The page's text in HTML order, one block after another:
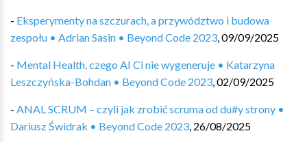
- Eksperymenty na szczurach, a przywództwo i budowa
zespołu • Adrian Sasin • Beyond Code 2023,09/09/2025
- Mental Health, czego AI Ci nie wygeneruje • Katarzyna
Leszczyńska-Bohdan • Beyond Code 2023,02/09/2025
- ANAL SCRUM – czyli jak zrobić scruma od du#y strony •
Dariusz Świdrak • Beyond Code 2023, 26/08/2025